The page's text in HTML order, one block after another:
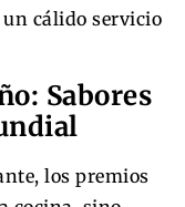
cálido servicio
Sabores
los premios